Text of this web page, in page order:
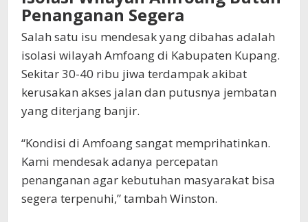
Penanganan Segera
Salah satu isu mendesak yang dibahas adalah
isolasi wilayah Amfoang di Kabupaten Kupang.
Sekitar 30-40 ribu jiwa terdampak akibat
kerusakan akses jalan dan putusnya jembatan
yang diterjang banjir.
“Kondisi di Amfoang sangat memprihatinkan.
Kami mendesak adanya percepatan
penanganan agar kebutuhan masyarakat bisa
segera terpenuhi,” tambah Winston.